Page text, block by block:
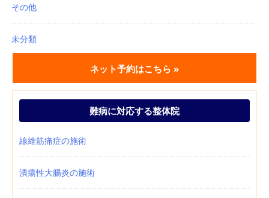
その他
未分類
ネット予約はこちら »
難病に対応する整体院
線維筋痛症の施術
潰瘍性大腸炎の施術